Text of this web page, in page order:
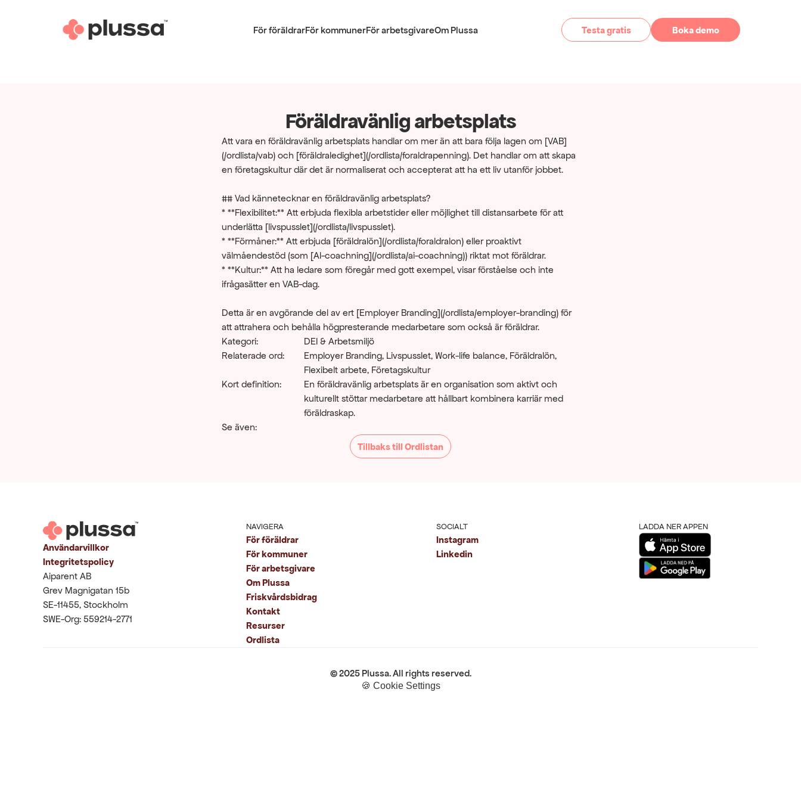
För föräldrarFör kommunerFör arbetsgivareOm Plussa Testa gratis Boka demo
Föräldravänlig arbetsplats
Att vara en föräldravänlig arbetsplats handlar om mer än att bara följa lagen om [VAB]
(/ordlista/vab) och [föräldraledighet](/ordlista/foraldrapenning). Det handlar om att skapa
en företagskultur där det är normaliserat och accepterat att ha ett liv utanför jobbet.
## Vad kännetecknar en föräldravänlig arbetsplats?
* **Flexibilitet:** Att erbjuda flexibla arbetstider eller möjlighet till distansarbete för att
underlätta [livspusslet](/ordlista/livspusslet).
* **Förmåner:** Att erbjuda [föräldralön](/ordlista/foraldralon) eller proaktivt
välmåendestöd (som [AI-coachning](/ordlista/ai-coachning)) riktat mot föräldrar.
* **Kultur:** Att ha ledare som föregår med gott exempel, visar förståelse och inte
ifrågasätter en VAB-dag.
Detta är en avgörande del av ert [Employer Branding](/ordlista/employer-branding) för
att attrahera och behålla högpresterande medarbetare som också är föräldrar.
Kategori:
DEI & Arbetsmiljö
Relaterade ord:
Employer Branding, Livspusslet, Work-life balance, Föräldralön,
Flexibelt arbete, Företagskultur
Kort definition:
En föräldravänlig arbetsplats är en organisation som aktivt och
kulturellt stöttar medarbetare att hållbart kombinera karriär med
föräldraskap.
Se även:
Tillbaks till Ordlistan
Användarvillkor
Integritetspolicy
Aiparent AB
Grev Magnigatan 15b
SE-11455, Stockholm
SWE-Org: 559214-2771
NAVIGERA
För föräldrar
För kommuner
För arbetsgivare
Om Plussa
Friskvårdsbidrag
Kontakt
Resurser
Ordlista
SOCIALT
Instagram
Linkedin
LADDA NER APPEN
© 2025 Plussa. All rights reserved.
🍪 Cookie Settings